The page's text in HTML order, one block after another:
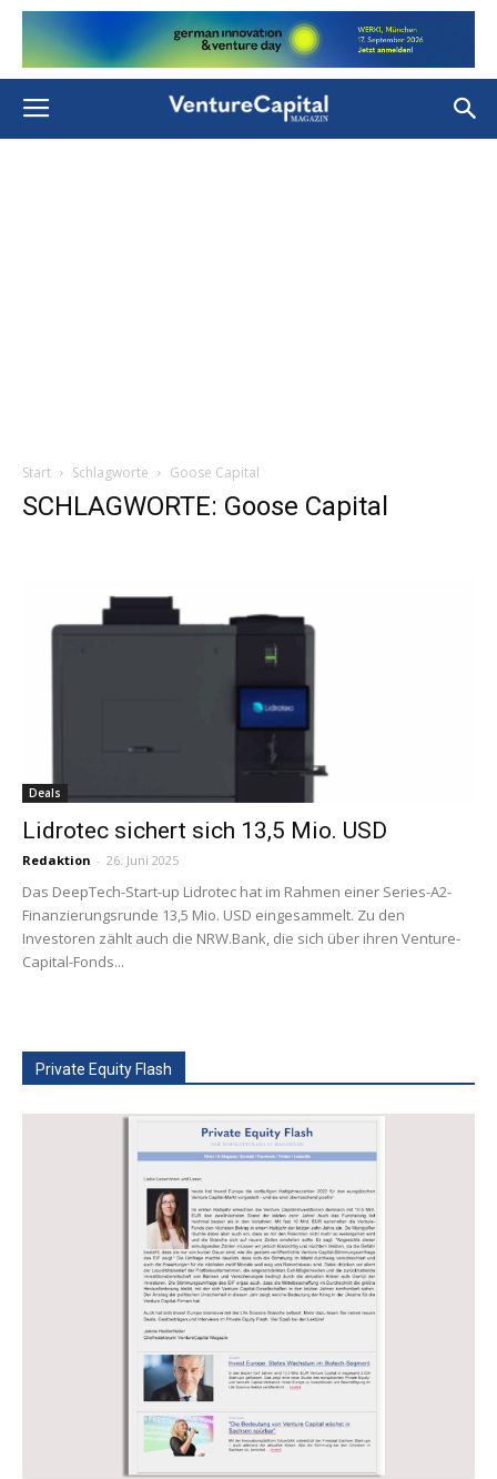
Start Schlagworte Goose Capital
SCHLAGWORTE: Goose Capital
Deals
Lidrotec sichert sich 13,5 Mio. USD
Redaktion - 26. Juni 2025
Das DeepTech-Start-up Lidrotec hat im Rahmen einer Series-A2-
Finanzierungsrunde 13,5 Mio. USD eingesammelt. Zu den
Investoren zählt auch die NRW.Bank, die sich über ihren Venture-
Capital-Fonds...
Private Equity Flash